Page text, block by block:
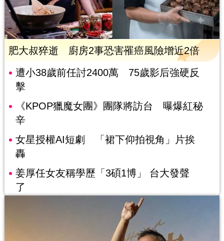
肥大叔猝逝 廚房2事恐害罹癌風險增近2倍
遭小38歲前任討2400萬 75歲影后強硬反
擊
《KPOP獵魔女團》團隊將訪台 曝爆紅秘
辛
女星授權AI短劇 「裙下仰拍視角」片挨
轟
姜厚任女友稱學歷「3碩1博」 台大發聲
了